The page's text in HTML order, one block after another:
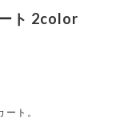
ート 2color
ト。